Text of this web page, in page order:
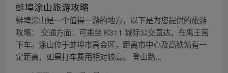
蚌埠涂山旅游攻略
蚌埠涂山是一个值得一游的地方，以下是为您提供的旅游
攻略： 交通方面：可乘坐 K311 城际公交直达，在禹王宫
下车。涂山位于蚌埠市禹会区，距离市中心及高铁站有一
定距离，如果打车费用相对较高。 登山路...